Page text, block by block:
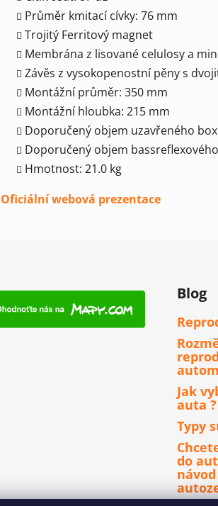
Průměr kmitací cívky: 76 mm
Trojitý Ferritový magnet
Membrána z lisované celulosy a
Závěs z vysokopenostní pěny s
Montážní průměr: 350 mm
Montážní hloubka: 215 mm
Doporučený objem uzavřeného
Doporučený objem
Hmotnost: 21.0 kg
Oficiální webová prezentace
Blog
Jak
auta ?
Typy
do